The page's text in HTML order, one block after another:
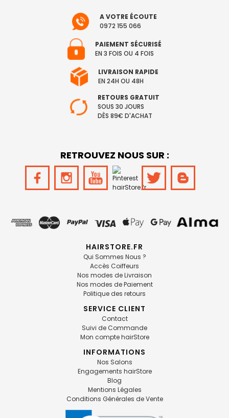
A VOTRE ÉCOUTE
0972 155 066
PAIEMENT SÉCURISÉ
EN 3 FOIS OU 4 FOIS
LIVRAISON RAPIDE
EN 24H OU 48H
RETOURS GRATUIT
SOUS 30 JOURS
DÈS 89€ D'ACHAT
RETROUVEZ NOUS SUR :
HAIRSTORE.FR
Qui Sommes Nous ?
Accès Coiffeurs
Nos modes de Livraison
Nos modes de Paiement
Politique des retours
SERVICE CLIENT
Contact
Suivi de Commande
Mon compte hairStore
INFORMATIONS
Nos Salons
Engagements hairStore
Blog
Mentions Légales
Conditions Générales de Vente